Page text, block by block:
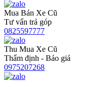
Mua Bán Xe Cũ
Tư vấn trả góp
0825597777
Thu Mua Xe Cũ
Thẩm định - Báo giá
0975207268